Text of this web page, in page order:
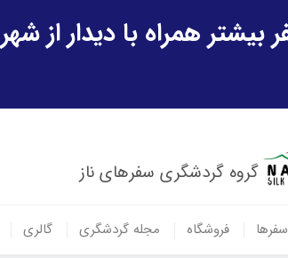
گروه گردشگری سفرهای ناز
سفرها فروشگاه مجله گردشگری گالری